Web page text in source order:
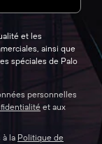
et les
ainsi que
spéciales de Palo
personnelles
et aux
à la Politique de